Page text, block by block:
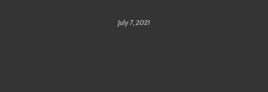
July 7, 2021